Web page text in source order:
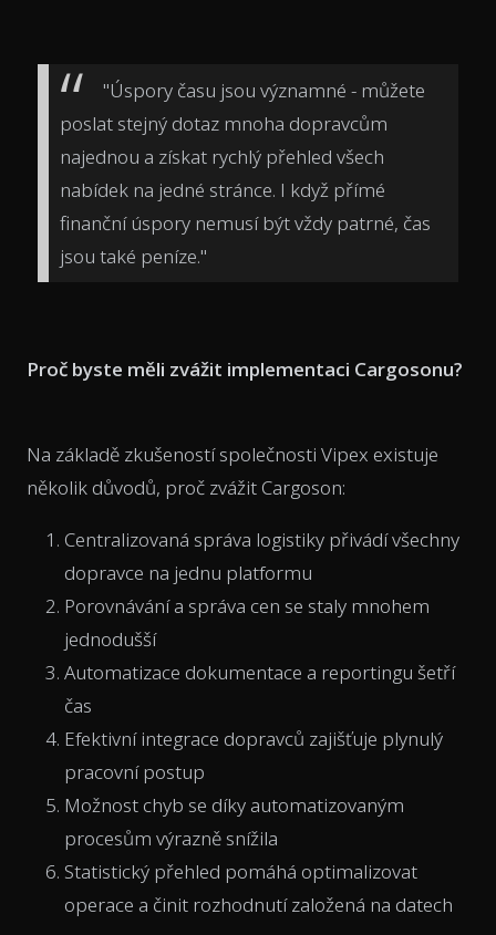
"Úspory času jsou významné - můžete
poslat stejný dotaz mnoha dopravcům
najednou a získat rychlý přehled všech
nabídek na jedné stránce. I když přímé
finanční úspory nemusí být vždy patrné, čas
jsou také peníze."
Proč byste měli zvážit implementaci Cargosonu?
Na základě zkušeností společnosti Vipex existuje
několik důvodů, proč zvážit Cargoson:
Centralizovaná správa logistiky přivádí všechny
dopravce na jednu platformu
Porovnávání a správa cen se staly mnohem
jednodušší
Automatizace dokumentace a reportingu šetří
čas
Efektivní integrace dopravců zajišťuje plynulý
pracovní postup
Možnost chyb se díky automatizovaným
procesům výrazně snížila
Statistický přehled pomáhá optimalizovat
operace a činit rozhodnutí založená na datech